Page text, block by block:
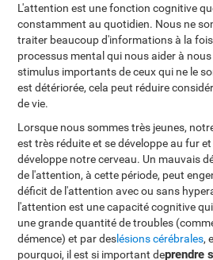
L'attention est une fonction cognitive
constamment au quotidien. Nous ne
traiter beaucoup d'informations à la
processus mental qui nous aider à
stimulus importants de ceux qui ne le
est détériorée, cela peut réduire
de vie.
Lorsque nous sommes très jeunes,
est très réduite et se développe au fur
développe notre cerveau. Un mauvais
de l'attention, à cette période, peut
déficit de l'attention avec ou sans
l'attention est une capacité cognitive
une grande quantité de troubles
démence) et par deslésions cérébrales,
pourquoi, il est si important deprendre